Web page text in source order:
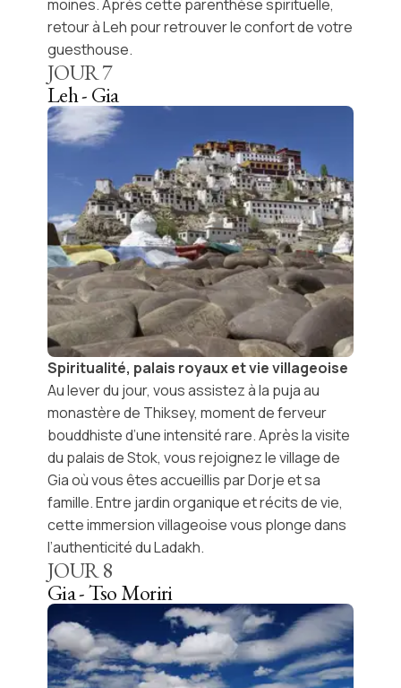
moines. Après cette parenthèse spirituelle,
retour àLeh pour retrouver le confort de votre
guesthouse.
JOUR7
Leh - Gia
Spiritualité, palais royaux et vie villageoise
Au lever du jour, vous assistez à la puja au
monastère de Thiksey, moment de ferveur
bouddhiste d’une intensité rare. Après la visite
du palais de Stok, vous rejoignez le village de
Giaoù vous êtes accueillis par Dorje et sa
famille. Entre jardin organique et récits de vie,
cette immersion villageoise vous plonge dans
l’authenticité du Ladakh.
JOUR8
Gia - Tso Moriri